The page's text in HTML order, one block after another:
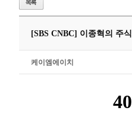
[SBS CNBC] 이종혁의 주
케이엠에이치